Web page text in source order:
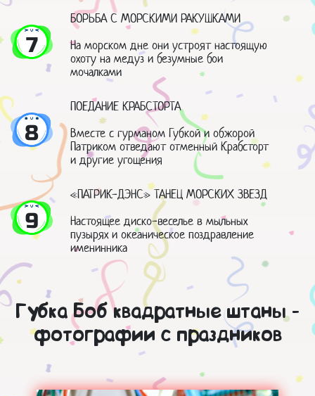
7
БОРЬБА С МОРСКИМИ РАКУШКАМИ
На морском дне они устроят настоящую
охоту на медуз и безумные бои
мочалками
8
ПОЕДАНИЕ КРАБСТОРТА
Вместе с гурманом Губкой и обжорой
Патриком отведают отменный Крабсторт
и другие угощения
9
«ПАТРИК-ДЭНС» ТАНЕЦ МОРСКИХ ЗВЕЗД
Настоящее диско-веселье в мыльных
пузырях и океаническое поздравление
именинника
Губка Боб квадратные штаны -
фотографии с праздников